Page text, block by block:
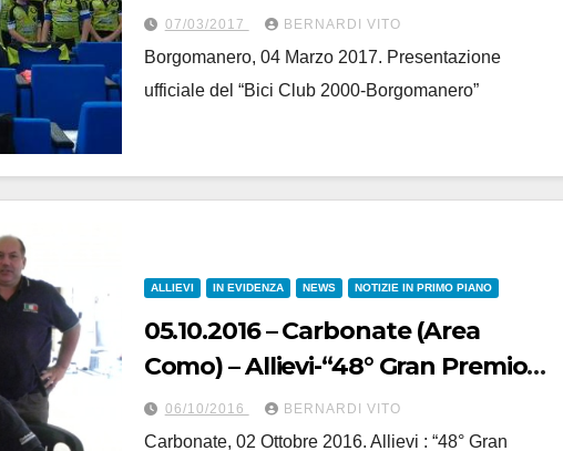
Club 2000-Borgomanero”
07/03/2017 BERNARDI VITO
Borgomanero, 04 Marzo 2017. Presentazione
ufficiale del “Bici Club 2000-Borgomanero”
ALLIEVI IN EVIDENZA NEWS NOTIZIE IN PRIMO PIANO
05.10.2016 – Carbonate (Area
Como) – Allievi-“48° Gran Premio
Industria e Commercio
Carbonatese” : 1° Andrea Sulis (BC
06/10/2016 BERNARDI VITO
Carbonate, 02 Ottobre 2016. Allievi : “48° Gran